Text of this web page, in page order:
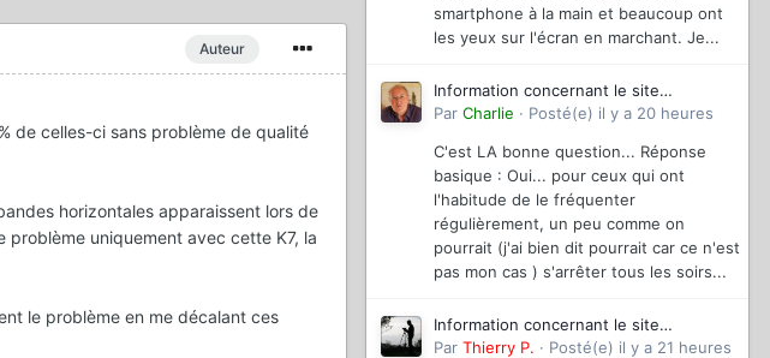
Auteur
de celles-ci sans problème de qualité
horizontales apparaissent lors de
uniquement avec cette K7, la
le problème en me décalant ces
smartphone à la main et beaucoup ont
les yeux sur l'écran en marchant. Je...
Information concernant le site
magazinevideo
Par Charlie · Posté(e) il y a 20 heures
C'est LA bonne question... Réponse
basique : Oui... pour ceux qui ont
l'habitude de le fréquenter
régulièrement, un peu comme on
pourrait (j'ai bien dit pourrait car ce n'est
pas mon cas ) s'arrêter tous les soirs...
Information concernant le site
magazinevideo
Par Thierry P. · Posté(e) il y a 21 heures